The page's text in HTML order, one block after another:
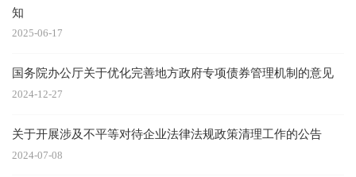
知
2025-06-17
国务院办公厅关于优化完善地方政府专项债券管理机制的意见
2024-12-27
关于开展涉及不平等对待企业法律法规政策清理工作的公告
2024-07-08